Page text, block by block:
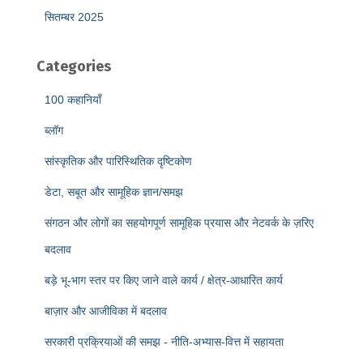
सितम्बर 2025
Categories
100 कहानियाँ
ब्लॉग
सांस्कृतिक और पारिस्थितिक दृष्टिकोण
डेटा, सबूत और सामूहिक ज्ञान/समझ
संगठन और लोगों का सहयोगपूर्ण सामूहिक प्रयास और नेटवर्क के ज़रिए
बदलाव
बड़े भू-भाग स्तर पर किए जाने वाले कार्य / क्षेत्र-आधारित कार्य
बाज़ार और आजीविका में बदलाव
सरकारी प्रक्रियाओं की समझ - नीति-अभ्यास-वित्त में सहायता